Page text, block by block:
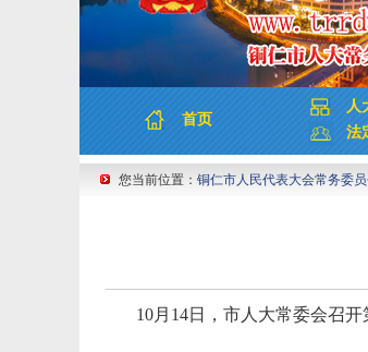
首页
人
法
您当前位置： 铜仁市人民代表大会常务委
10月14日，市人大常委会召开